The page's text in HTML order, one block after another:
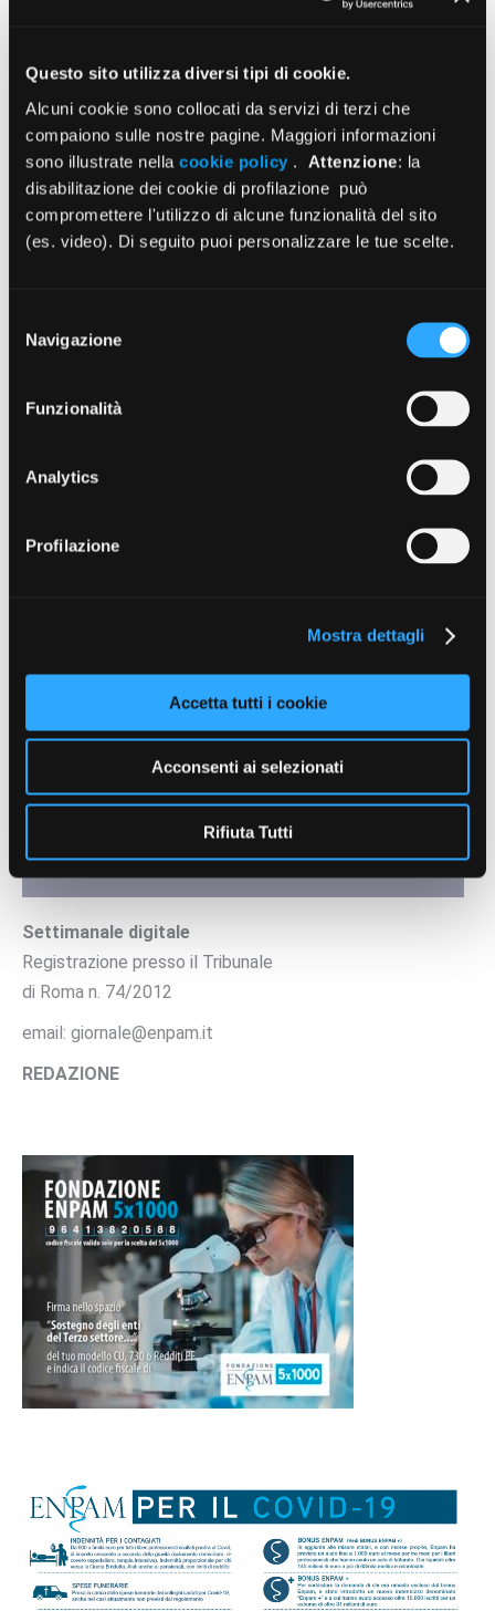
Questo sito utilizza diversi tipi di cookie.
Alcuni cookie sono collocati da servizi di terzi che
compaiono sulle nostre pagine. Maggiori informazioni
sono illustrate nella cookie policy . Attenzione: la
disabilitazione dei cookie di profilazione può
compromettere l'utilizzo di alcune funzionalità del sito
(es. video). Di seguito puoi personalizzare le tue scelte.
delNavigazione
Funzionalità
Analytics
Profilazione
Mostra dettagli
Accetta tutti i cookie
Acconsenti ai selezionati
Rifiuta Tutti
Enpam: borse di studio per i collegi
d’eccellenza in 19 città
17/07/2026
Il Cda delibera investimenti sull’Italia
Settimanale digitale
Registrazione presso il Tribunale
di Roma n. 74/2012
email: giornale@enpam.it
REDAZIONE